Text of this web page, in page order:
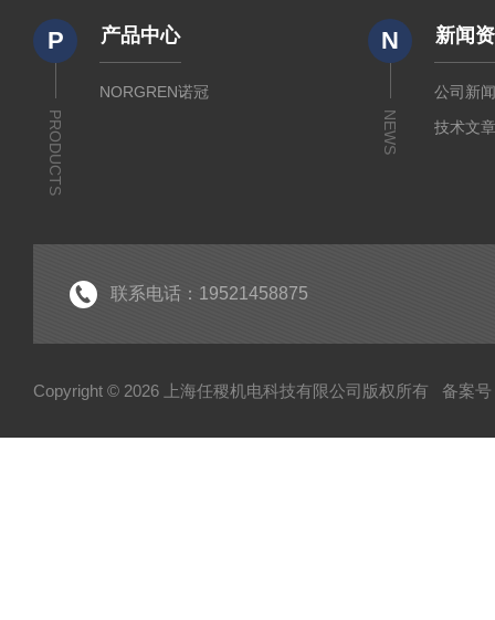
P
PRODUCTS
产品中心
NORGREN诺冠
N
NEWS
新闻
公司新
技术文
联系电话：19521458875
Copyright © 2026 上海任稷机电科技有限公司版权所有 备案号